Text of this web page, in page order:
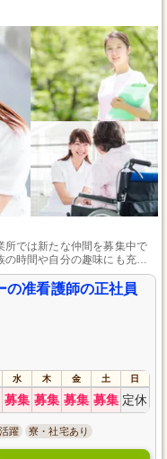
では新たな仲間を募集中で
時間や自分の趣味にも充て
。経験の有無にかかわらず、
まに向き合う看護をしたい
療グループ内での職場なの
の准看護師の正社員
水 木 金 土 日
募集 募集 募集 募集 定休
躍 寮・社宅あり